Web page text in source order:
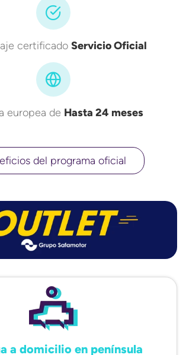
certificado Servicio Oficial
europea de Hasta 24 meses
del programa oficial
a domicilio en península